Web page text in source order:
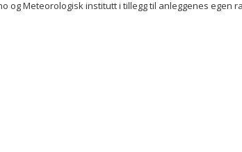
og Meteorologisk institutt i tillegg til anleggenes egen